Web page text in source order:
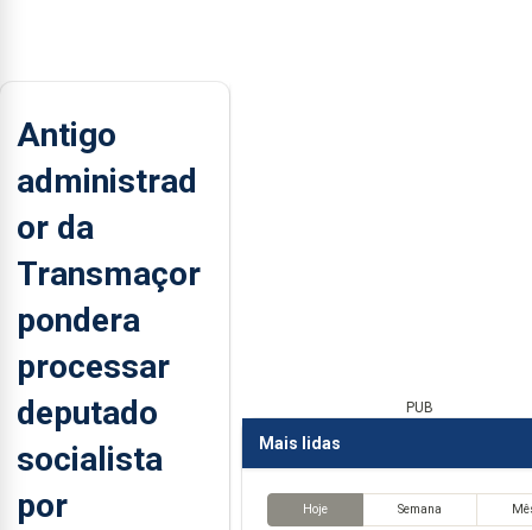
Antigo
administrad
or da
Transmaçor
pondera
processar
deputado
socialista
por
PUB
Mais lidas
Hoje Semana